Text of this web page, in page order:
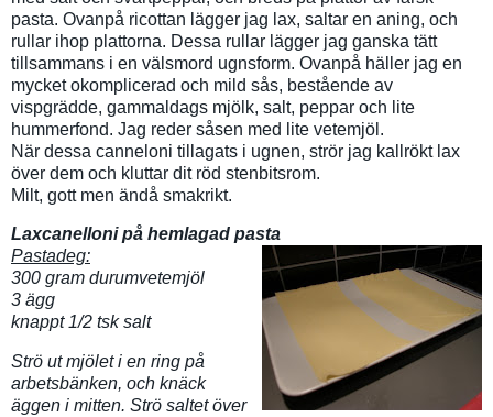
pasta. Ovanpå ricottan lägger jag lax, saltar en aning, och
rullar ihop plattorna. Dessa rullar lägger jag ganska tätt
tillsammans i en välsmord ugnsform. Ovanpå häller jag en
mycket okomplicerad och mild sås, bestående av
vispgrädde, gammaldags mjölk, salt, peppar och lite
hummerfond. Jag reder såsen med lite vetemjöl.
När dessa canneloni tillagats i ugnen, strör jag kallrökt lax
över dem och kluttar dit röd stenbitsrom.
Milt, gott men ändå smakrikt.
Laxcanelloni på hemlagad pasta
Pastadeg:
300 gram durumvetemjöl
3 ägg
knappt 1/2 tsk salt
Strö ut mjölet i en ring på
arbetsbänken, och knäck
äggen i mitten. Strö saltet över